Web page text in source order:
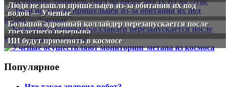
Люди не нашли пришельцев из-за обитания их под
водой — Ученые
Большой адронный коллайдер перезапускается после
трехлетнего перерыва
ИИ будут применять в космосе
Популярное